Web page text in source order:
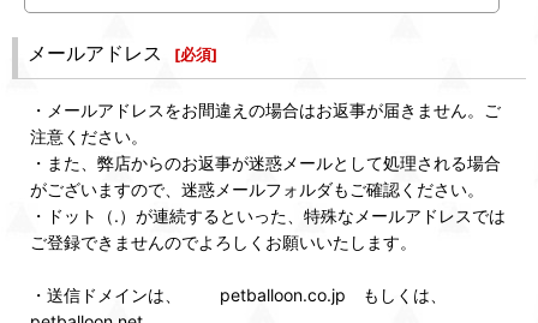
メールアドレス [必須]
・メールアドレスをお間違えの場合はお返事が届きません。ご
注意ください。
・また、弊店からのお返事が迷惑メールとして処理される場合
がございますので、迷惑メールフォルダもご確認ください。
・ドット（.）が連続するといった、特殊なメールアドレスでは
ご登録できませんのでよろしくお願いいたします。
・送信ドメインは、 petballoon.co.jp もしくは、